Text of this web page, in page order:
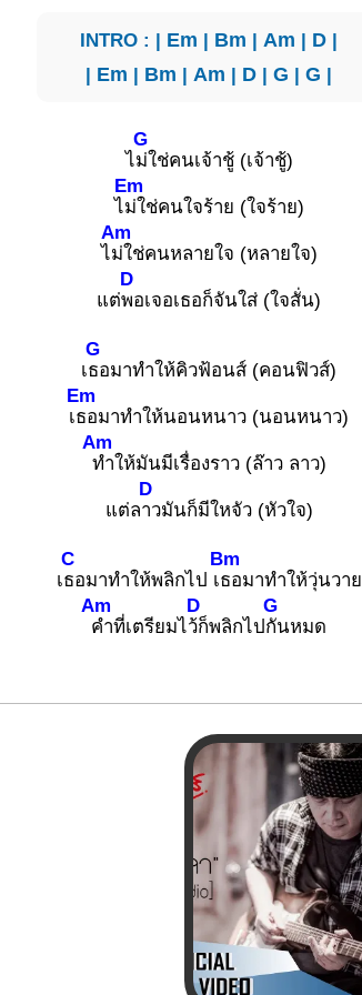
INTRO : | Em | Bm | Am | D |
| Em | Bm | Am | D |G |G |
ไ
G
ม่ใช่คนเจ้าชู้ (เจ้าชู้)
ไ
Em
ม่ใช่คนใจร้าย (ใจร้าย)
ไ
Am
ม่ใช่คนหลายใจ (หลายใจ)
แต่
D
พอเจอเธอก็จันใส่ (ใจสั่น)
เ
G
ธอมาทำให้คิวฟ้อนส์ (คอนฟิวส์)
เ
Em
ธอมาทำให้นอนหนาว (นอนหนาว)
Am
ทำให้มันมีเรื่องราว (ล๊าว ลาว)
แต่ล
D
าวมันก็มีใหจัว (หัวใจ)
เ
C
ธอมาทำให้พลิกไป เ
Bm
ธอมาทำให้วุ่นวาย
Am
คำที่เตรียมไ
D
ว้ก็พลิกไป
G
กันหมด